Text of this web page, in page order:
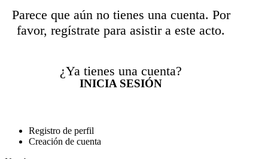
Parece que aún no tienes una cuenta. Por
favor, regístrate para asistir a este acto.
¿Ya tienes una cuenta?
INICIA SESIÓN
Registro de perfil
Creación de cuenta